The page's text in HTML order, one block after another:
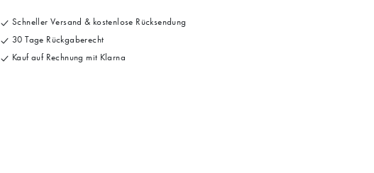
Schneller Versand & kostenlose Rücksendung
30 Tage Rückgaberecht
Kauf auf Rechnung mit Klarna